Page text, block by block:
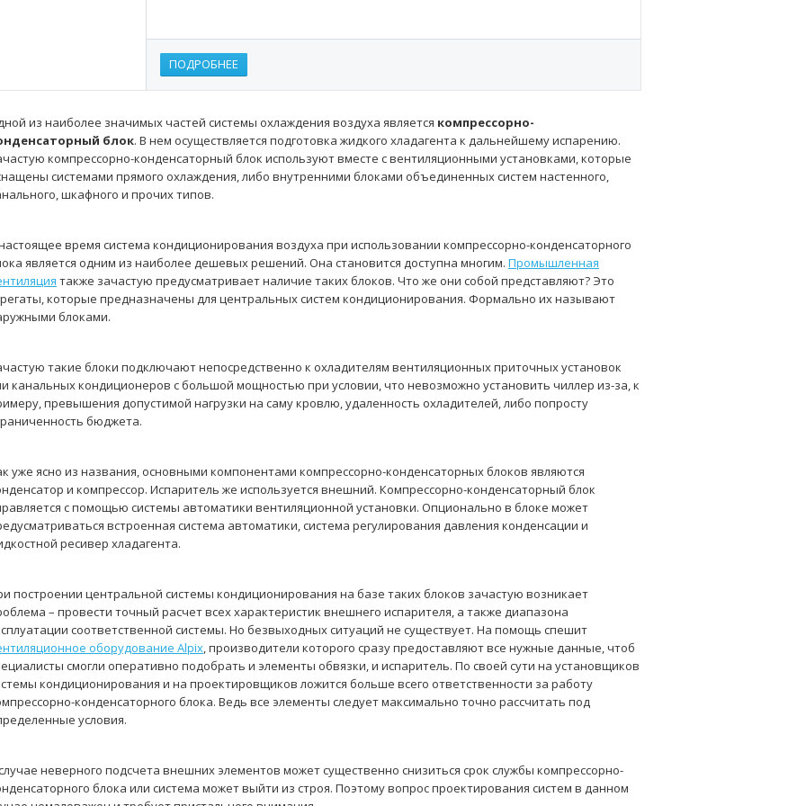
ПОДРОБНЕЕ
из наиболее значимых частей системы охлаждения воздуха является компрессорно-
блок. В нем осуществляется подготовка жидкого хладагента к дальнейшему испарению.
компрессорно-конденсаторный блок используют вместе с вентиляционными установками, которые
системами прямого охлаждения, либо внутренними блоками объединенных систем настенного,
шкафного и прочих типов.
время система кондиционирования воздуха при использовании компрессорно-конденсаторного
является одним из наиболее дешевых решений. Она становится доступна многим. Промышленная
также зачастую предусматривает наличие таких блоков. Что же они собой представляют? Это
которые предназначены для центральных систем кондиционирования. Формально их называют
блоками.
такие блоки подключают непосредственно к охладителям вентиляционных приточных установок
канальных кондиционеров с большой мощностью при условии, что невозможно установить чиллер из-за, к
превышения допустимой нагрузки на саму кровлю, удаленность охладителей, либо попросту
бюджета.
уже ясно из названия, основными компонентами компрессорно-конденсаторных блоков являются
и компрессор. Испаритель же используется внешний. Компрессорно-конденсаторный блок
с помощью системы автоматики вентиляционной установки. Опционально в блоке может
встроенная система автоматики, система регулирования давления конденсации и
ресивер хладагента.
построении центральной системы кондиционирования на базе таких блоков зачастую возникает
– провести точный расчет всех характеристик внешнего испарителя, а также диапазона
соответственной системы. Но безвыходных ситуаций не существует. На помощь спешит
оборудование Alpix, производители которого сразу предоставляют все нужные данные, чтоб
смогли оперативно подобрать и элементы обвязки, и испаритель. По своей сути на установщиков
кондиционирования и на проектировщиков ложится больше всего ответственности за работу
конденсаторного блока. Ведь все элементы следует максимально точно рассчитать под
условия.
неверного подсчета внешних элементов может существенно снизиться срок службы компрессорно-
блока или система может выйти из строя. Поэтому вопрос проектирования систем в данном